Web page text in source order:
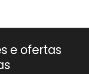
e ofertas